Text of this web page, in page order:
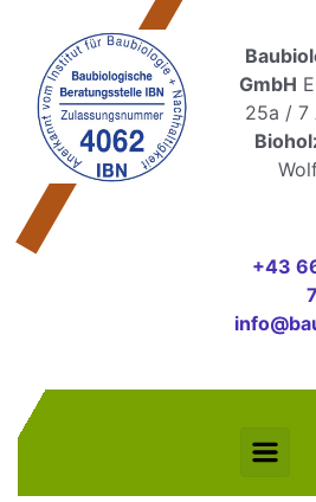
Zum Hauptinhalt springen
GmbH
25a / 7
+43